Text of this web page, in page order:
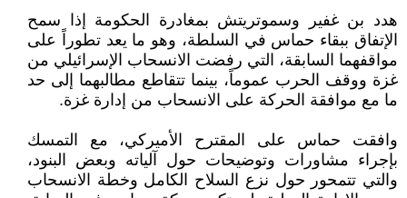
هدد بن غفير وسموتريتش بمغادرة الحكومة إذا سمح
الإتفاق ببقاء حماس في السلطة، وهو ما يعد تطوراً على
مواقفهما السابقة، التي رفضت الانسحاب الإسرائيلي من
غزة ووقف الحرب عموماً، بينما تتقاطع مطالبهما إلى حد
ما مع موافقة الحركة على الانسحاب من إدارة غزة.
وافقت حماس على المقترح الأميركي، مع التمسك
بإجراء مشاورات وتوضيحات حول آلياته وبعض البنود،
والتي تتمحور حول نزع السلاح الكامل وخطة الانسحاب